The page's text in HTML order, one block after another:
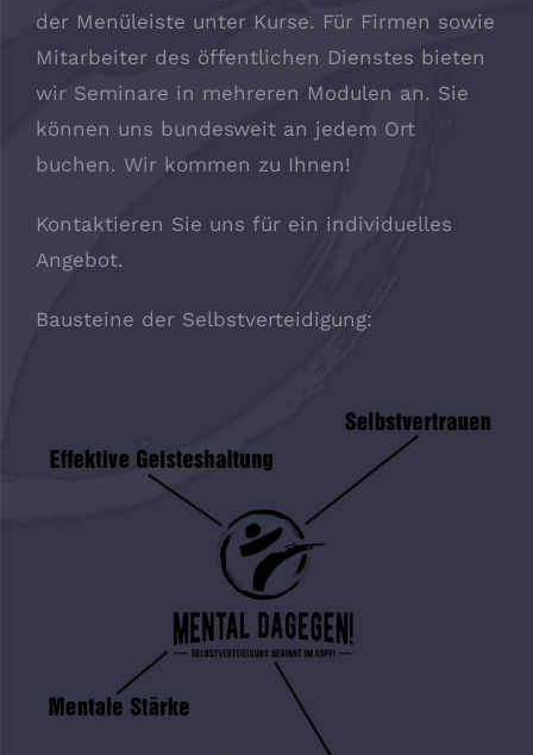
der Menüleiste unter Kurse. Für Firmen sowie
Mitarbeiter des öffentlichen Dienstes bieten
wir Seminare in mehreren Modulen an. Sie
können uns bundesweit an jedem Ort
buchen. Wir kommen zu Ihnen!
Kontaktieren Sie uns für ein individuelles
Angebot.
Bausteine der Selbstverteidigung: